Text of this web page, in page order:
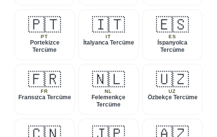
🇵🇹
PT
Portekizce
Tercüme
🇮🇹
IT
İtalyanca Tercüme
🇪🇸
ES
İspanyolca
Tercüme
🇫🇷
FR
Fransızca Tercüme
🇳🇱
NL
Felemenkçe
Tercüme
🇺🇿
UZ
Özbekçe Tercüme